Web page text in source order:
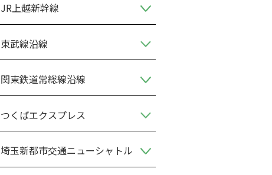
JR上越新幹線
東武線沿線
関東鉄道常総線沿線
つくばエクスプレス
埼玉新都市交通ニューシャトル